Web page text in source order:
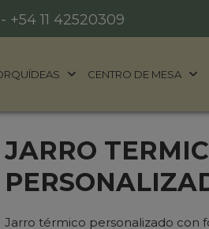
+54 11 42520309
CENTRO DE MESA
JARRO
Jarro térmico personalizado con